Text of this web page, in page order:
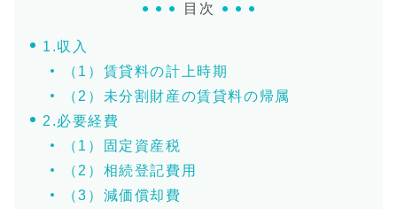
目次
1.収入
（1）賃貸料の計上時期
（2）未分割財産の賃貸料の帰属
2.必要経費
（1）固定資産税
（2）相続登記費用
（3）減価償却費